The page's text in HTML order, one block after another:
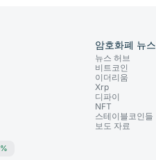
암호화폐 뉴스
뉴스 허브
비트코인
이더리움
Xrp
디파이
NFT
스테이블코인들
보도 자료